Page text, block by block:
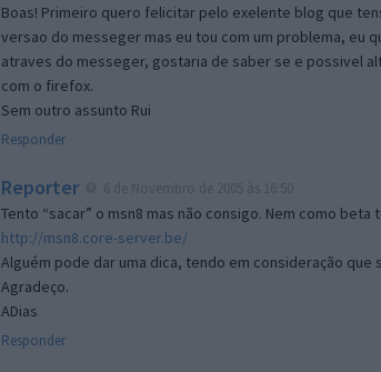
Boas! Primeiro quero felicitar pelo exelente blog que
versao do messeger mas eu tou com um problema, eu
atraves do messeger, gostaria de saber se e possivel
com o firefox.
Sem outro assunto Rui
Responder
Reporter
Tento “sacar” o msn8 mas não consigo. Nem como
http://msn8.core-server.be/
Alguém pode dar uma dica, tendo em consideração que
Agradeço.
ADias
Responder